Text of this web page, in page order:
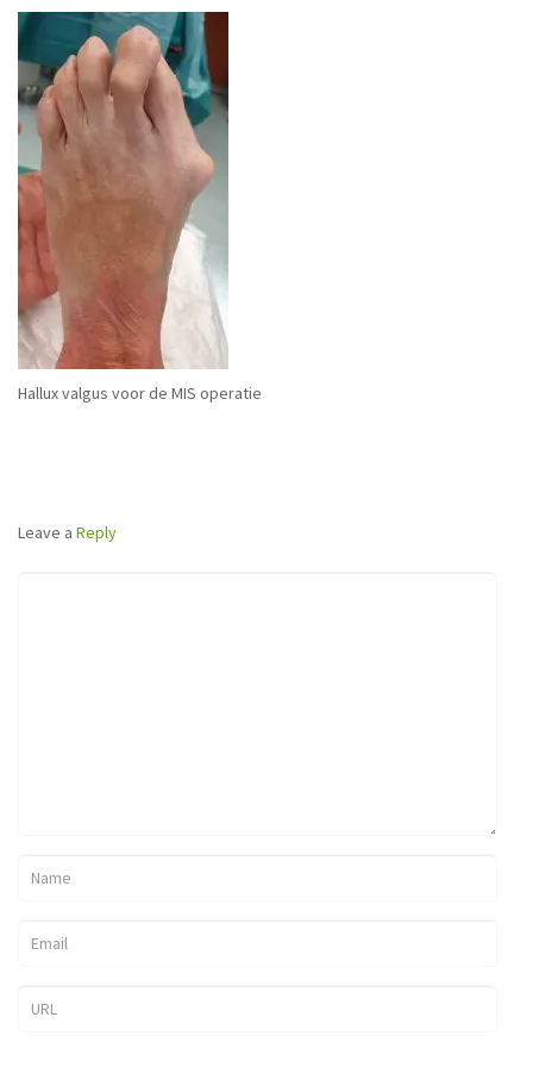
Hallux valgus voor de MIS operatie
Leave a Reply